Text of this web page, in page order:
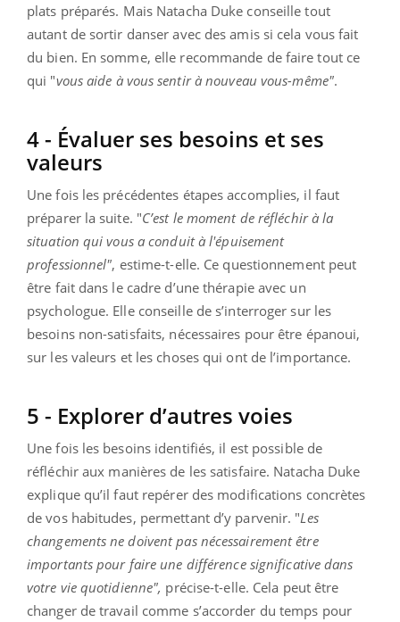
plats préparés. Mais Natacha Duke conseille tout
autant de sortir danser avec des amis si cela vous fait
du bien. En somme, elle recommande de faire tout ce
qui "vous aide à vous sentir à nouveau vous-même".
4 - Évaluer ses besoins et ses
valeurs
Une fois les précédentes étapes accomplies, il faut
préparer la suite. "C’est le moment de réfléchir à la
situation qui vous a conduit à l'épuisement
professionnel", estime-t-elle. Ce questionnement peut
être fait dans le cadre d’une thérapie avec un
psychologue. Elle conseille de s’interroger sur les
besoins non-satisfaits, nécessaires pour être épanoui,
sur les valeurs et les choses qui ont de l’importance.
5 - Explorer d’autres voies
Une fois les besoins identifiés, il est possible de
réfléchir aux manières de les satisfaire. Natacha Duke
explique qu’il faut repérer des modifications concrètes
de vos habitudes, permettant d’y parvenir. "L es
changements ne doivent pas nécessairement être
importants pour faire une différence significative dans
votre vie quotidienne", précise-t-elle. Cela peut être
changer de travail comme s’accorder du temps pour